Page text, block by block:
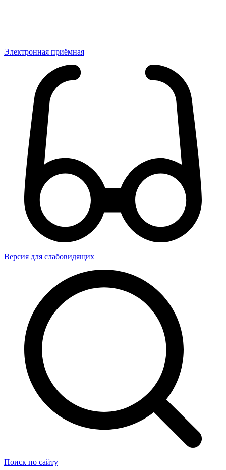
Электронная приёмная
Версия для слабовидящих
Поиск по сайту